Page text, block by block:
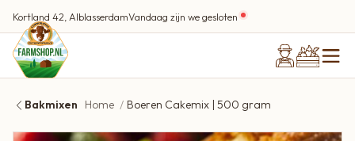
Kortland 42, AlblasserdamVandaag zijn we gesloten
Bakmixen Home Boeren Cakemix | 500 gram